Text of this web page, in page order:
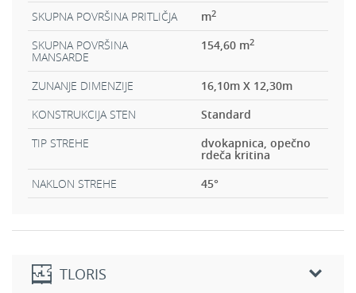
SKUPNA POVRŠINA PRITLIČJA m2
SKUPNA POVRŠINA
MANSARDE
154,60 m2
ZUNANJE DIMENZIJE
16,10m X 12,30m
KONSTRUKCIJA STEN
Standard
TIP STREHE
dvokapnica, opečno
rdeča kritina
NAKLON STREHE
45°
TLORIS